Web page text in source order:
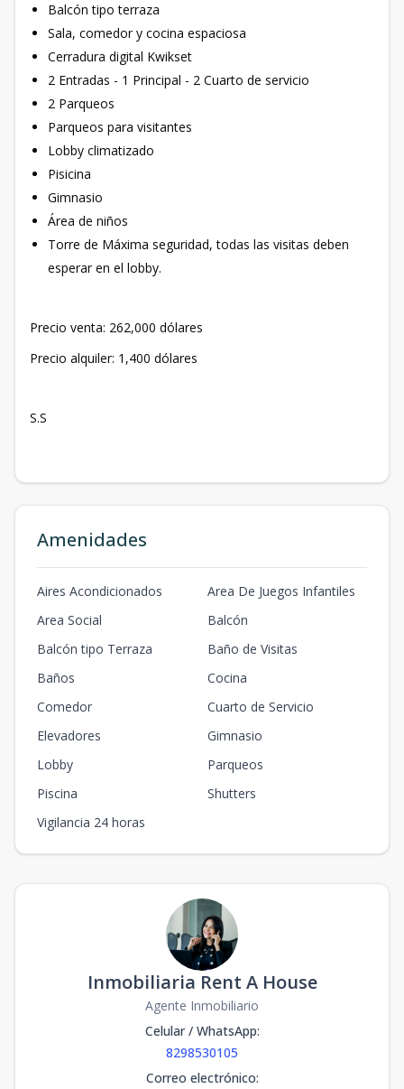
Balcón tipo terraza
Sala, comedor y cocina espaciosa
Cerradura digital Kwikset
2 Entradas - 1 Principal - 2 Cuarto de servicio
2 Parqueos
Parqueos para visitantes
Lobby climatizado
Pisicina
Gimnasio
Área de niños
Torre de Máxima seguridad, todas las visitas deben
esperar en el lobby.
Precio venta: 262,000 dólares
Precio alquiler: 1,400 dólares
S.S
Amenidades
Aires Acondicionados
Area De Juegos Infantiles
Area Social
Balcón
Balcón tipo Terraza
Baño de Visitas
Baños
Cocina
Comedor
Cuarto de Servicio
Elevadores
Gimnasio
Lobby
Parqueos
Piscina
Shutters
Vigilancia 24 horas
Inmobiliaria Rent A House
Agente Inmobiliario
Celular / WhatsApp:
8298530105
Correo electrónico: